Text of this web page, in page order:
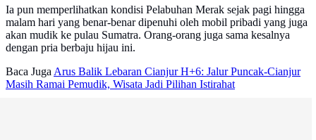
Ia pun memperlihatkan kondisi Pelabuhan Merak sejak pagi hingga
malam hari yang benar-benar dipenuhi oleh mobil pribadi yang juga
akan mudik ke pulau Sumatra. Orang-orang juga sama kesalnya
dengan pria berbaju hijau ini.
Baca Juga Arus Balik Lebaran Cianjur H+6: Jalur Puncak-Cianjur
Masih Ramai Pemudik, Wisata Jadi Pilihan Istirahat